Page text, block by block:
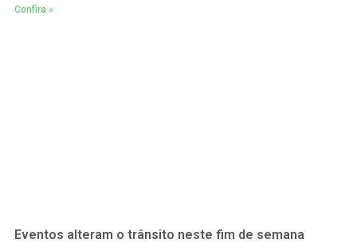
Confira »
Eventos alteram o trânsito neste fim de semana